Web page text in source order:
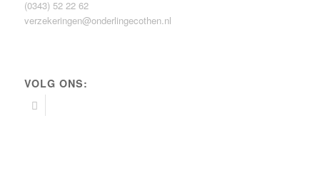
(0343) 52 22 62
verzekeringen@onderlingecothen.nl
VOLG ONS: